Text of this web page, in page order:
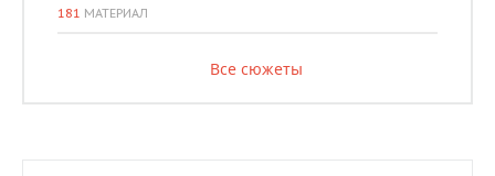
181 МАТЕРИАЛ
Все сюжеты